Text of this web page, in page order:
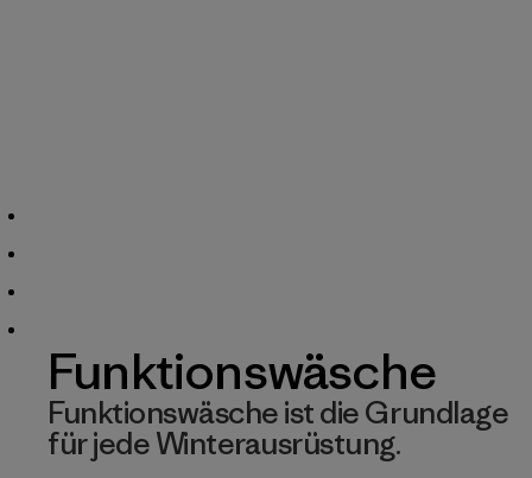
Funktionswäsche
Funktionswäsche ist die Grundlage
für jede Winterausrüstung.